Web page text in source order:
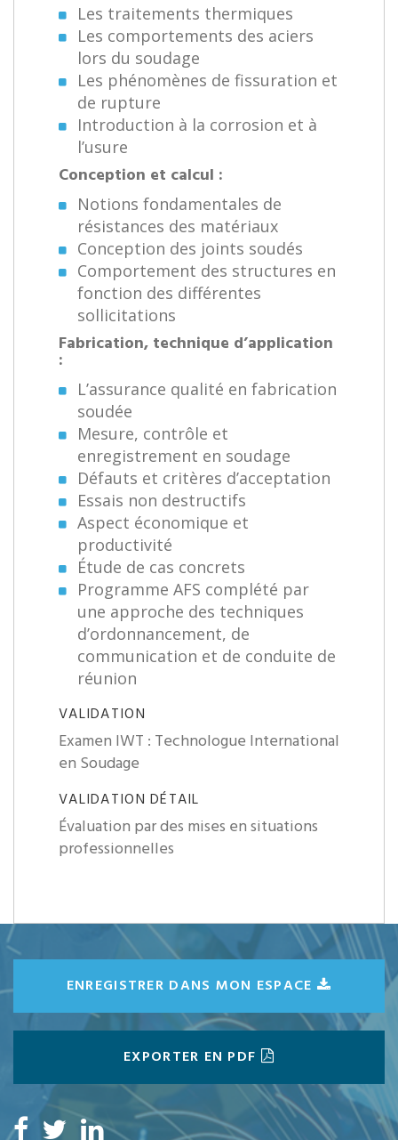
Les traitements thermiques
Les comportements des aciers
lors du soudage
Les phénomènes de fissuration et
de rupture
Introduction à la corrosion et à
l’usure
Conception et calcul :
Notions fondamentales de
résistances des matériaux
Conception des joints soudés
Comportement des structures en
fonction des différentes
sollicitations
Fabrication, technique d’application
:
L’assurance qualité en fabrication
soudée
Mesure, contrôle et
enregistrement en soudage
Défauts et critères d’acceptation
Essais non destructifs
Aspect économique et
productivité
Étude de cas concrets
Programme AFS complété par
une approche des techniques
d’ordonnancement, de
communication et de conduite de
réunion
VALIDATION
Examen IWT : Technologue International
en Soudage
VALIDATION DÉTAIL
Évaluation par des mises en situations
professionnelles
ENREGISTRER DANS MON ESPACE
EXPORTER EN PDF